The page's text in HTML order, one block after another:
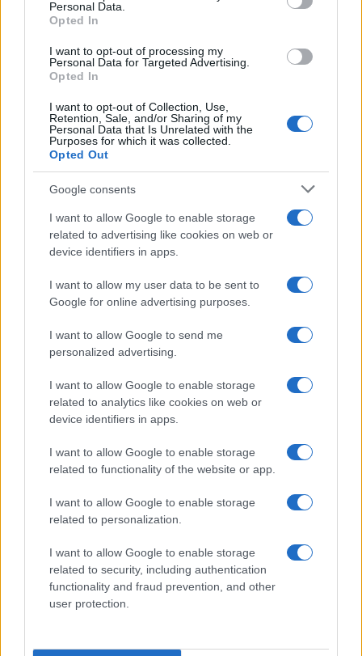
Personal Data.
Opted In
I want to opt-out of processing my
Personal Data for Targeted Advertising.
Opted In
I want to opt-out of Collection, Use,
Retention, Sale, and/or Sharing of my
Personal Data that Is Unrelated with the
Purposes for which it was collected.
Opted Out
Google consents
I want to allow Google to enable storage
related to advertising like cookies on web or
device identifiers in apps.
I want to allow my user data to be sent to
Google for online advertising purposes.
I want to allow Google to send me
personalized advertising.
I want to allow Google to enable storage
related to analytics like cookies on web or
device identifiers in apps.
I want to allow Google to enable storage
related to functionality of the website or app.
I want to allow Google to enable storage
related to personalization.
I want to allow Google to enable storage
related to security, including authentication
functionality and fraud prevention, and other
user protection.
τροποποίηση της αίτησης του ΚΕΑ για να δηλωθεί η
ένταξη στο ΤΕΒΑ.
ΚΕΑ: Αυξάνονται οι δικαιούχοι – Δουλειά για 45.000
ΚΕΑ: Χάνεται το επίδομα; – Τι απαντάει η κ. Φωτίου
Ακολουθείστε το iPaideia.gr στο Google News
στοiPaideia.gr